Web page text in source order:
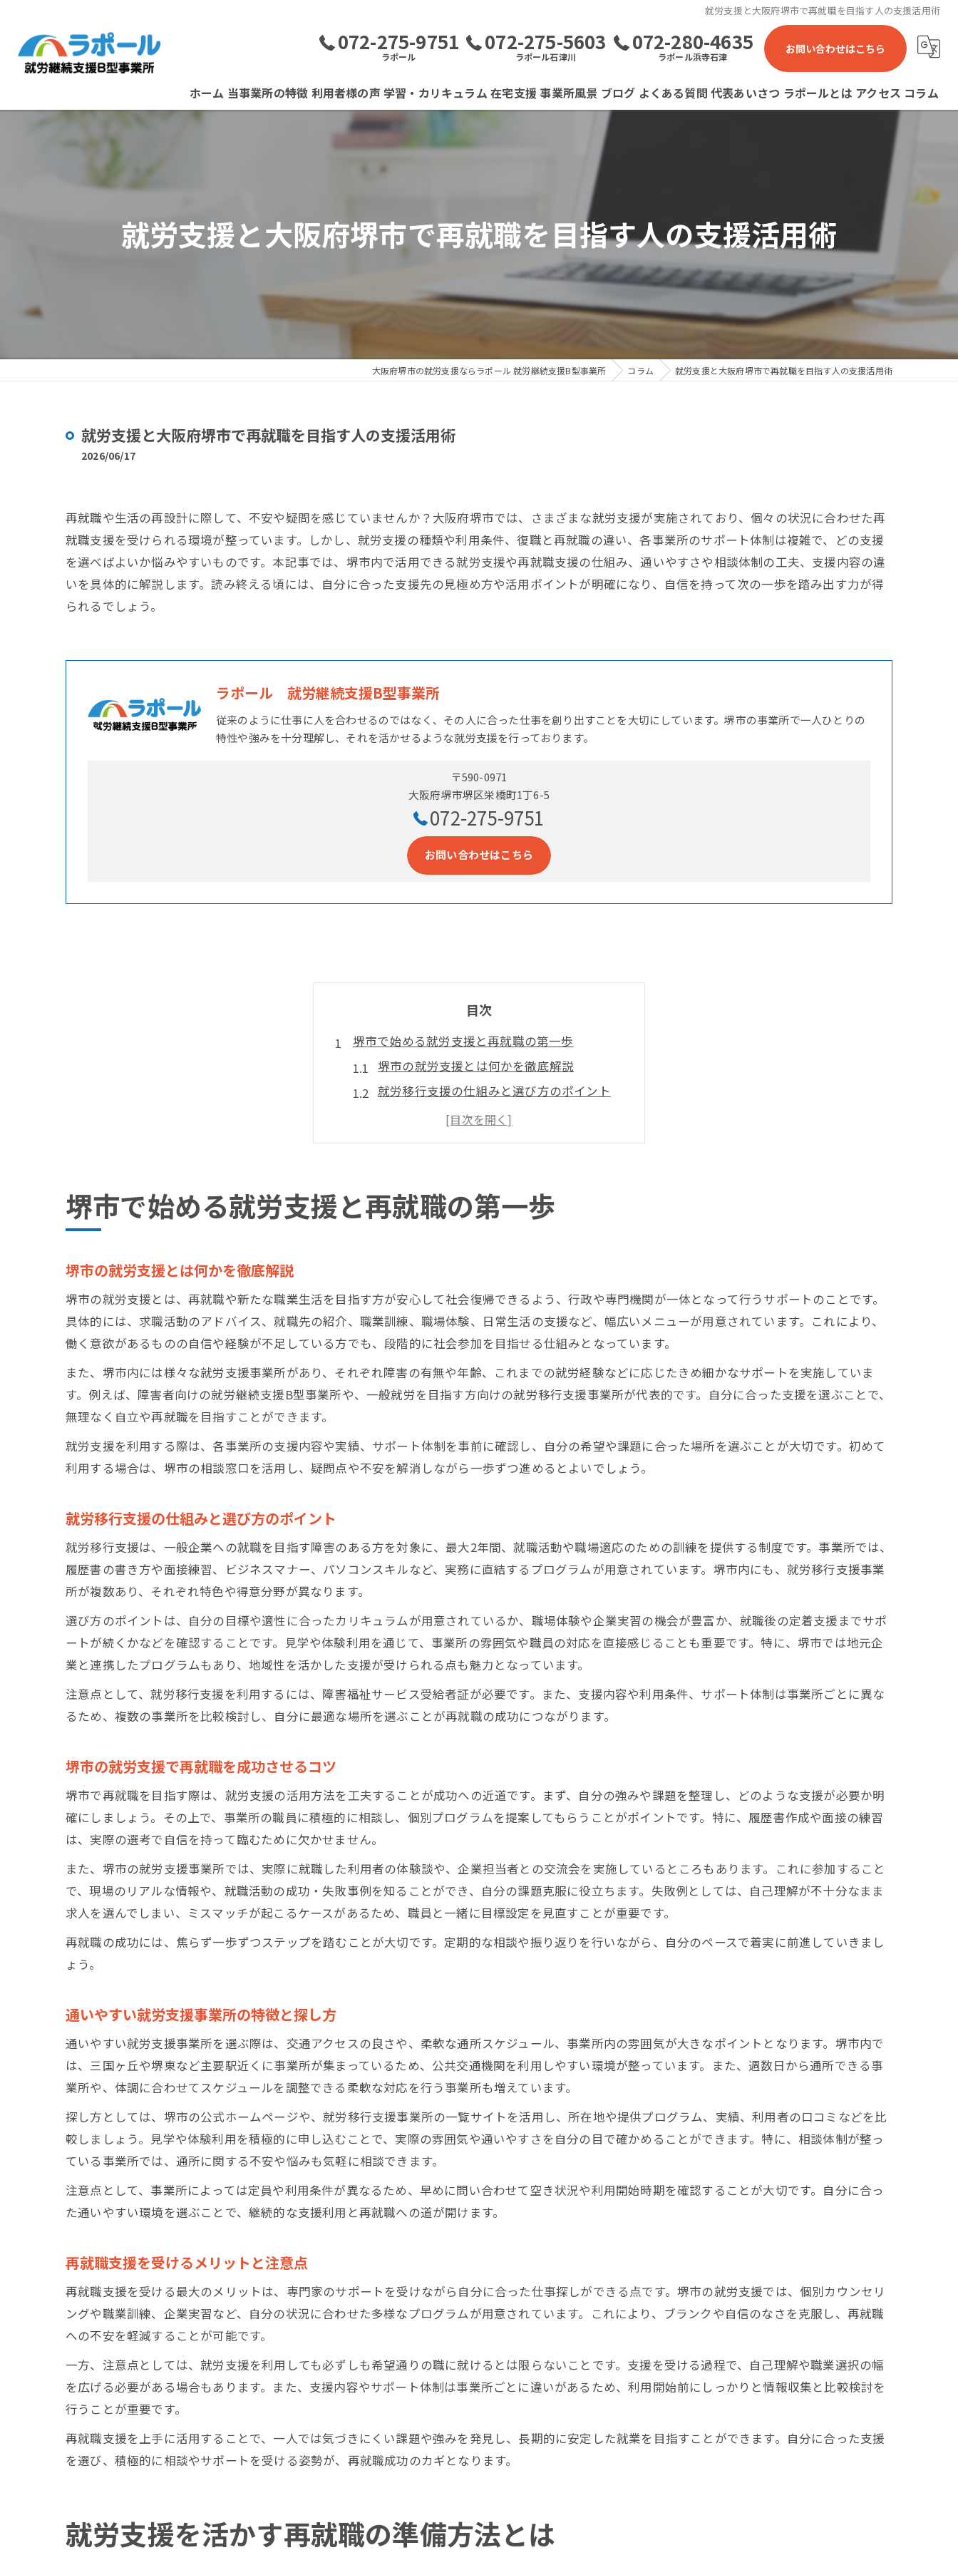
就労支援と大阪府堺市で再就職を目指す人の支援活用術
072-275-9751
ラポール
072-275-5603
ラポール石津川
072-280-4635
ラポール浜寺石津
お問い合わせはこちら
ホーム 当事業所の特徴
B型事業所
堺市の就労支援
利用者様の声 学習・カリキュラム 在宅支援 事業所風景 ブログ よくある質問 代表あいさつ ラポールとは アクセス
ラポール石津川 就労継続支援B型事業所
ラポール浜寺石津 就労継続支援B型事業所
コラム
就労支援と大阪府堺市で再就職を目指す人の支援活用術
大阪府堺市の就労支援ならラポール 就労継続支援B型事業所 コラム 就労支援と大阪府堺市で再就職を目指す人の支援活用術
就労支援と大阪府堺市で再就職を目指す人の支援活用術
2026/06/17
再就職や生活の再設計に際して、不安や疑問を感じていませんか？大阪府堺市では、さまざまな就労支援が実施されており、個々の状況に合わせた再
就職支援を受けられる環境が整っています。しかし、就労支援の種類や利用条件、復職と再就職の違い、各事業所のサポート体制は複雑で、どの支援
を選べばよいか悩みやすいものです。本記事では、堺市内で活用できる就労支援や再就職支援の仕組み、通いやすさや相談体制の工夫、支援内容の違
いを具体的に解説します。読み終える頃には、自分に合った支援先の見極め方や活用ポイントが明確になり、自信を持って次の一歩を踏み出す力が得
られるでしょう。
ラポール 就労継続支援B型事業所
従来のように仕事に人を合わせるのではなく、その人に合った仕事を創り出すことを大切にしています。堺市の事業所で一人ひとりの
特性や強みを十分理解し、それを活かせるような就労支援を行っております。
〒590-0971
大阪府堺市堺区栄橋町1丁6-5
072-275-9751
お問い合わせはこちら
目次
堺市で始める就労支援と再就職の第一歩
堺市の就労支援とは何かを徹底解説
就労移行支援の仕組みと選び方のポイント
堺市の就労支援で再就職を成功させるコツ
通いやすい就労支援事業所の特徴と探し方
就労支援を活かす再就職の準備方法とは
就労支援で役立つ再就職準備のステップ
堺市の就労移行支援事業所の活用ポイント
就労支援が支える再就職への不安解消法
再就職支援に強い堺市の就労支援の実態
堺市で選ばれる就労支援事業所の特徴
就労支援で実現する安定した再就職支援
就労移行支援の口コミや評判の真実に迫る
利用条件や対象年齢を押さえた就労支援
堺市の就労支援で重視すべき相談体制
就労支援の内容と自分の希望のマッチ度
事業所の通いやすさとプログラムの比較
生活再建を目指した堺市の就労支援活用術
生活再建に役立つ就労支援の使い方
就労移行支援で生活リズムを整える方法
堺市の支援で無理なく仕事復帰を目指す
スムーズな就労支援利用で再出発への一歩
はじめての就労支援利用手順を詳しく解説
就労移行支援の相談から利用開始までの流れ
就労支援と医療・企業の連携が生む効果
支援事業所との相性を確かめるポイント
堺市で始める就労支援と再就職の第一歩
堺市の就労支援とは何かを徹底解説
堺市の就労支援とは、再就職や新たな職業生活を目指す方が安心して社会復帰できるよう、行政や専門機関が一体となって行うサポートのことです。
具体的には、求職活動のアドバイス、就職先の紹介、職業訓練、職場体験、日常生活の支援など、幅広いメニューが用意されています。これにより、
働く意欲があるものの自信や経験が不足している方でも、段階的に社会参加を目指せる仕組みとなっています。
また、堺市内には様々な就労支援事業所があり、それぞれ障害の有無や年齢、これまでの就労経験などに応じたきめ細かなサポートを実施していま
す。例えば、障害者向けの就労継続支援B型事業所や、一般就労を目指す方向けの就労移行支援事業所が代表的です。自分に合った支援を選ぶことで、
無理なく自立や再就職を目指すことができます。
就労支援を利用する際は、各事業所の支援内容や実績、サポート体制を事前に確認し、自分の希望や課題に合った場所を選ぶことが大切です。初めて
利用する場合は、堺市の相談窓口を活用し、疑問点や不安を解消しながら一歩ずつ進めるとよいでしょう。
就労移行支援の仕組みと選び方のポイント
就労移行支援は、一般企業への就職を目指す障害のある方を対象に、最大2年間、就職活動や職場適応のための訓練を提供する制度です。事業所では、
履歴書の書き方や面接練習、ビジネスマナー、パソコンスキルなど、実務に直結するプログラムが用意されています。堺市内にも、就労移行支援事業
所が複数あり、それぞれ特色や得意分野が異なります。
選び方のポイントは、自分の目標や適性に合ったカリキュラムが用意されているか、職場体験や企業実習の機会が豊富か、就職後の定着支援までサポ
ートが続くかなどを確認することです。見学や体験利用を通じて、事業所の雰囲気や職員の対応を直接感じることも重要です。特に、堺市では地元企
業と連携したプログラムもあり、地域性を活かした支援が受けられる点も魅力となっています。
注意点として、就労移行支援を利用するには、障害福祉サービス受給者証が必要です。また、支援内容や利用条件、サポート体制は事業所ごとに異な
るため、複数の事業所を比較検討し、自分に最適な場所を選ぶことが再就職の成功につながります。
堺市の就労支援で再就職を成功させるコツ
堺市で再就職を目指す際は、就労支援の活用方法を工夫することが成功への近道です。まず、自分の強みや課題を整理し、どのような支援が必要か明
確にしましょう。その上で、事業所の職員に積極的に相談し、個別プログラムを提案してもらうことがポイントです。特に、履歴書作成や面接の練習
は、実際の選考で自信を持って臨むために欠かせません。
また、堺市の就労支援事業所では、実際に就職した利用者の体験談や、企業担当者との交流会を実施しているところもあります。これに参加すること
で、現場のリアルな情報や、就職活動の成功・失敗事例を知ることができ、自分の課題克服に役立ちます。失敗例としては、自己理解が不十分なまま
求人を選んでしまい、ミスマッチが起こるケースがあるため、職員と一緒に目標設定を見直すことが重要です。
再就職の成功には、焦らず一歩ずつステップを踏むことが大切です。定期的な相談や振り返りを行いながら、自分のペースで着実に前進していきまし
ょう。
通いやすい就労支援事業所の特徴と探し方
通いやすい就労支援事業所を選ぶ際は、交通アクセスの良さや、柔軟な通所スケジュール、事業所内の雰囲気が大きなポイントとなります。堺市内で
は、三国ヶ丘や堺東など主要駅近くに事業所が集まっているため、公共交通機関を利用しやすい環境が整っています。また、週数日から通所できる事
業所や、体調に合わせてスケジュールを調整できる柔軟な対応を行う事業所も増えています。
探し方としては、堺市の公式ホームページや、就労移行支援事業所の一覧サイトを活用し、所在地や提供プログラム、実績、利用者の口コミなどを比
較しましょう。見学や体験利用を積極的に申し込むことで、実際の雰囲気や通いやすさを自分の目で確かめることができます。特に、相談体制が整っ
ている事業所では、通所に関する不安や悩みも気軽に相談できます。
注意点として、事業所によっては定員や利用条件が異なるため、早めに問い合わせて空き状況や利用開始時期を確認することが大切です。自分に合っ
た通いやすい環境を選ぶことで、継続的な支援利用と再就職への道が開けます。
再就職支援を受けるメリットと注意点
再就職支援を受ける最大のメリットは、専門家のサポートを受けながら自分に合った仕事探しができる点です。堺市の就労支援では、個別カウンセリ
ングや職業訓練、企業実習など、自分の状況に合わせた多様なプログラムが用意されています。これにより、ブランクや自信のなさを克服し、再就職
への不安を軽減することが可能です。
一方、注意点としては、就労支援を利用しても必ずしも希望通りの職に就けるとは限らないことです。支援を受ける過程で、自己理解や職業選択の幅
を広げる必要がある場合もあります。また、支援内容やサポート体制は事業所ごとに違いがあるため、利用開始前にしっかりと情報収集と比較検討を
行うことが重要です。
再就職支援を上手に活用することで、一人では気づきにくい課題や強みを発見し、長期的に安定した就業を目指すことができます。自分に合った支援
を選び、積極的に相談やサポートを受ける姿勢が、再就職成功のカギとなります。
就労支援を活かす再就職の準備方法とは